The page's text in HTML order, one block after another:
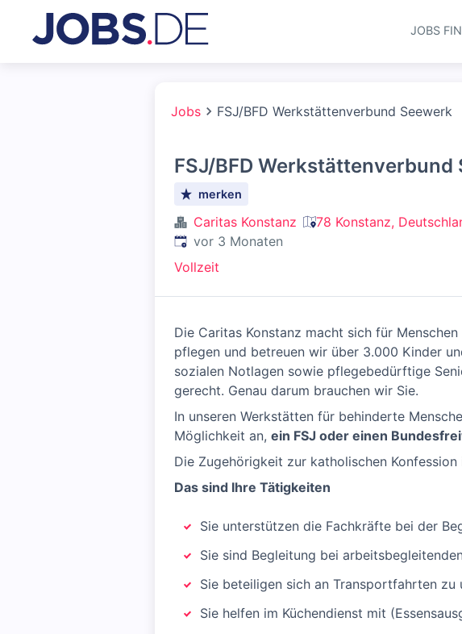
JOBS
Jobs FSJ/BFD Werkstättenverbund Seewerk
FSJ/BFD Werkstättenverbund
merken
Caritas Konstanz
78 Konstanz,
Veröffentlicht:
vor 3 Monaten
Vollzeit
Die Caritas Konstanz macht sich für
pflegen und betreuen wir über 3.000 Kinder
sozialen Notlagen sowie pflegebedürftige
gerecht. Genau darum brauchen wir Sie.
In unseren Werkstätten für behinderte
Möglichkeit an, ein FSJ oder einen
Die Zugehörigkeit zur katholischen
Das sind Ihre Tätigkeiten
Sie unterstützen die Fachkräfte bei der
Sie sind Begleitung bei
Sie beteiligen sich an Transportfahrten zu
Sie helfen im Küchendienst mit